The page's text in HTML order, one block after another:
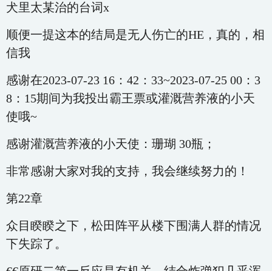
犬里太某治的台词x
顺便一提这本的结局是无人伤亡的HE，真的，相
信我
感谢在2023-07-23 16：42：33~2023-07-25 00：3
8：15期间为我投出霸王票或灌溉营养液的小天
使哦~
感谢灌溉营养液的小天使：珊瑚 30瓶；
非常感谢大家对我的支持，我会继续努力的！
第22章
众目睽睽之下，松田阵平从楼下围满人群的情况
下失踪了。